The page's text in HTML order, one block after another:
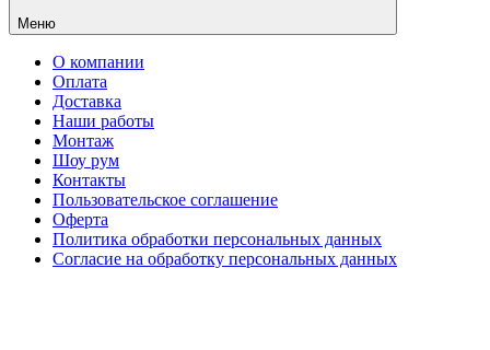
Меню
О компании
Оплата
Доставка
Наши работы
Монтаж
Шоу рум
Контакты
Пользовательское соглашение
Оферта
Политика обработки персональных данных
Согласие на обработку персональных данных